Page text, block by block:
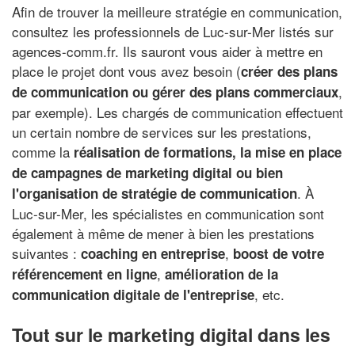
Afin de trouver la meilleure stratégie en communication,
consultez les professionnels de Luc-sur-Mer listés sur
agences-comm.fr. Ils sauront vous aider à mettre en
place le projet dont vous avez besoin (créer des plans
de communication ou gérer des plans commerciaux,
par exemple). Les chargés de communication effectuent
un certain nombre de services sur les prestations,
comme la réalisation de formations, la mise en place
de campagnes de marketing digital ou bien
l'organisation de stratégie de communication. À
Luc-sur-Mer, les spécialistes en communication sont
également à même de mener à bien les prestations
suivantes : coaching en entreprise, boost de votre
référencement en ligne, amélioration de la
communication digitale de l'entreprise, etc.
Tout sur le marketing digital dans les